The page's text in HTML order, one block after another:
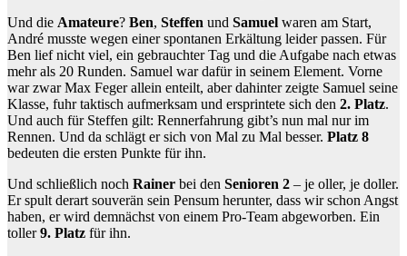
Und die Amateure? Ben, Steffen und Samuel waren am Start,
André musste wegen einer spontanen Erkältung leider passen. Für
Ben lief nicht viel, ein gebrauchter Tag und die Aufgabe nach etwas
mehr als 20 Runden. Samuel war dafür in seinem Element. Vorne
war zwar Max Feger allein enteilt, aber dahinter zeigte Samuel seine
Klasse, fuhr taktisch aufmerksam und ersprintete sich den 2. Platz.
Und auch für Steffen gilt: Rennerfahrung gibt’s nun mal nur im
Rennen. Und da schlägt er sich von Mal zu Mal besser. Platz 8
bedeuten die ersten Punkte für ihn.
Und schließlich noch Rainer bei den Senioren 2 – je oller, je doller.
Er spult derart souverän sein Pensum herunter, dass wir schon Angst
haben, er wird demnächst von einem Pro-Team abgeworben. Ein
toller9. Platz für ihn.